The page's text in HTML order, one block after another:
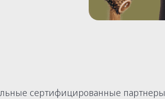
сертифицированные партнеры